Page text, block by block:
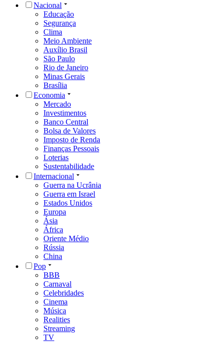
Nacional
Educação
Segurança
Clima
Meio Ambiente
Auxílio Brasil
São Paulo
Rio de Janeiro
Minas Gerais
Brasília
Economia
Mercado
Investimentos
Banco Central
Bolsa de Valores
Imposto de Renda
Finanças Pessoais
Loterias
Sustentabilidade
Internacional
Guerra na Ucrânia
Guerra em Israel
Estados Unidos
Europa
Ásia
África
Oriente Médio
Rússia
China
Pop
BBB
Carnaval
Celebridades
Cinema
Música
Realities
Streaming
TV